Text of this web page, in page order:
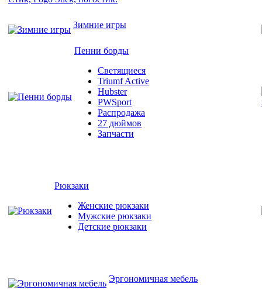
Зимние игры
Пенни борды
Светящиеся
Triumf Active
Hubster
PWSport
Распродажа
27 дюймов
Запчасти
Рюкзаки
Женские рюкзаки
Мужские рюкзаки
Детские рюкзаки
Эргономичная мебель